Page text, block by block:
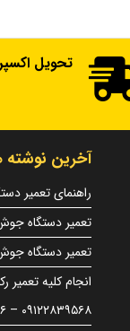
تحویل
آخرین نوشته
راهنمای تعمیر
تعمیر دستگاه
تعمیر دستگاه
۰۹۱۲۲۸۳۹۵۶۸ – ۰۹۱۲۱۳۵۰۷۹۶